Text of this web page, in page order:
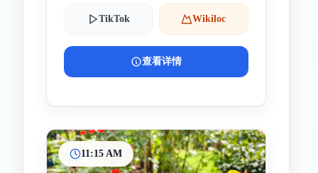
TikTok Wikiloc
查看详情
11:15 AM